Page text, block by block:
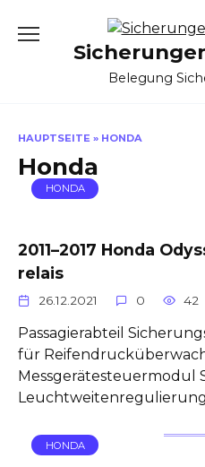
Belegung
HAUPTSEITE » HONDA
Honda
HONDA
2011–2017 Honda
relais
26.12.2021 0 42
Passagierabteil
für
Messgerätesteuermodul
Leuchtweitenregulierung
HONDA